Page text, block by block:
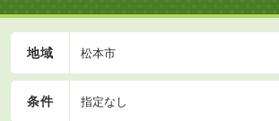
地域 松本市
条件 指定なし